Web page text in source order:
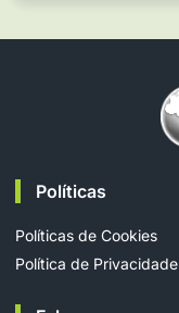
Políticas
Políticas de Cookies
Política de Privacidade